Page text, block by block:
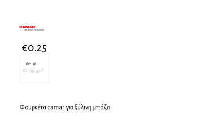
€0.25
Φουρκέτα camar για ξύλινη μπάζα